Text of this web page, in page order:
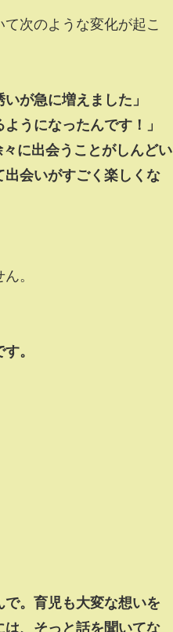
次のような変化が起こ
が急に増えました」
うになったんです！」
に出会うことがしんどい
会いがすごく楽しくな
。
。
で。育児も大変な想いを
、そっと話を聞いてな